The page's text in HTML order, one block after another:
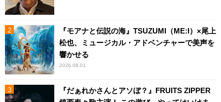
『モアナと伝説の海』TSUZUMI（ME:I）×尾上
松也、ミュージカル・アドベンチャーで美声を
響かせる
2026.08.01
『だぁれかさんとアソぼ？』FRUITS ZIPPER